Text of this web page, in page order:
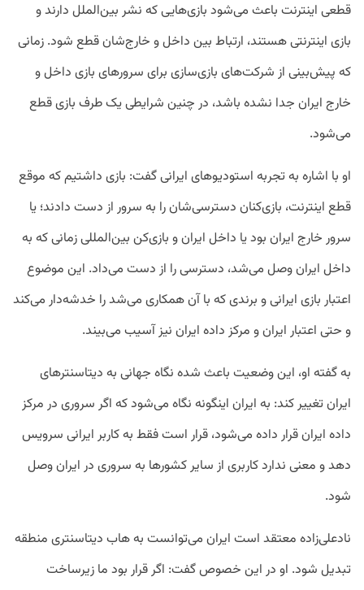
قطعی اینترنت باعث می‌شود بازی‌هایی که نشر بین‌الملل دارند و
بازی اینترنتی هستند، ارتباط بین داخل و خارج‌شان قطع شود. زمانی
که پیش‌بینی از شرکت‌های بازی‌سازی برای سرورهای بازی داخل و
خارج ایران جدا نشده باشد، در چنین شرایطی یک طرف بازی قطع
می‌شود.
او با اشاره به تجربه استودیوهای ایرانی گفت: بازی داشتیم که موقع
قطع اینترنت، بازی‌کنان دسترسی‌شان را به سرور از دست دادند؛ یا
سرور خارج ایران بود یا داخل ایران و بازی‌کن بین‌المللی زمانی که به
داخل ایران وصل می‌شد، دسترسی را از دست می‌داد. این موضوع
اعتبار بازی ایرانی و برندی که با آن همکاری می‌شد را خدشه‌دار می‌کند
و حتی اعتبار ایران و مرکز داده ایران نیز آسیب می‌بیند.
به گفته او، این وضعیت باعث شده نگاه جهانی به دیتاسنترهای
ایران تغییر کند: به ایران اینگونه نگاه می‌شود که اگر سروری در مرکز
داده ایران قرار داده می‌شود، قرار است فقط به کاربر ایرانی سرویس
دهد و معنی ندارد کاربری از سایر کشورها به سروری در ایران وصل
شود.
نادعلی‌زاده معتقد است ایران می‌توانست به هاب دیتاسنتری منطقه
تبدیل شود. او در این خصوص گفت: اگر قرار بود ما زیرساخت